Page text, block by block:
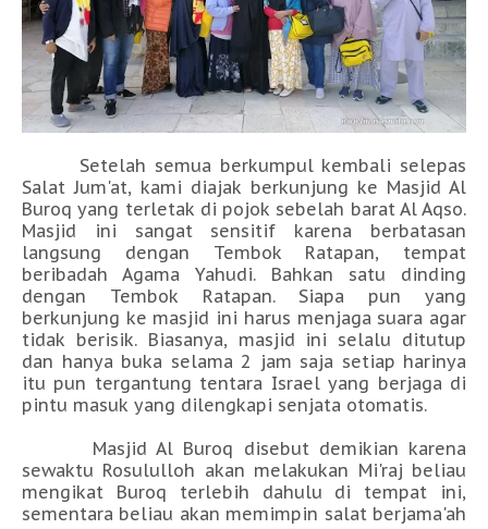
Setelah semua berkumpul kembali selepas
Salat Jum'at, kami diajak berkunjung ke Masjid Al
Buroq yang terletak di pojok sebelah barat Al Aqso.
Masjid ini sangat sensitif karena berbatasan
langsung dengan Tembok Ratapan, tempat
beribadah Agama Yahudi. Bahkan satu dinding
dengan Tembok Ratapan. Siapa pun yang
berkunjung ke masjid ini harus menjaga suara agar
tidak berisik. Biasanya, masjid ini selalu ditutup
dan hanya buka selama 2 jam saja setiap harinya
itu pun tergantung tentara Israel yang berjaga di
pintu masuk yang dilengkapi senjata otomatis.
Masjid Al Buroq disebut demikian karena
sewaktu Rosululloh akan melakukan Mi'raj beliau
mengikat Buroq terlebih dahulu di tempat ini,
sementara beliau akan memimpin salat berjama'ah